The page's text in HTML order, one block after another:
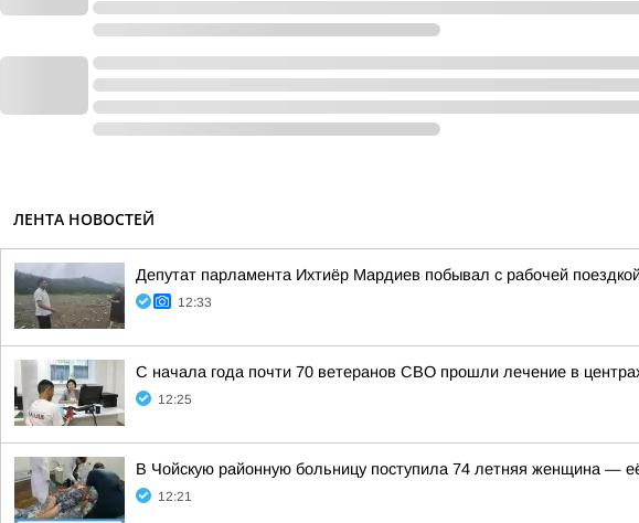
ЛЕНТА НОВОСТЕЙ
Депутат парламента Ихтиёр Мардиев побывал с рабочей
12:33
С начала года почти 70 ветеранов СВО прошли лечение в
12:25
В Чойскую районную больницу поступила 74 летняя женщина —
12:21